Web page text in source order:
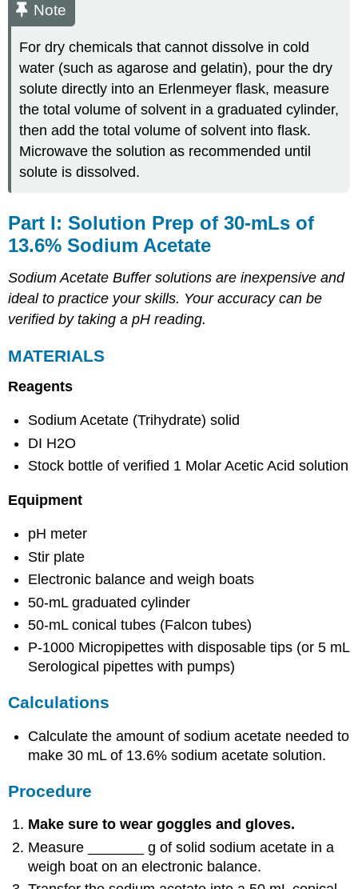
Note
For dry chemicals that cannot dissolve in cold
water (such as agarose and gelatin), pour the dry
solute directly into an Erlenmeyer flask, measure
the total volume of solvent in a graduated cylinder,
then add the total volume of solvent into flask.
Microwave the solution as recommended until
solute is dissolved.
Part I: Solution Prep of 30-mLs of
13.6% Sodium Acetate
Sodium Acetate Buffer solutions are inexpensive and
ideal to practice your skills. Your accuracy can be
verified by taking a pH reading.
MATERIALS
Reagents
Sodium Acetate (Trihydrate) solid
DI H2O
Stock bottle of verified 1 Molar Acetic Acid solution
Equipment
pH meter
Stir plate
Electronic balance and weigh boats
50-mL graduated cylinder
50-mL conical tubes (Falcon tubes)
P-1000 Micropipettes with disposable tips (or 5 mL
Serological pipettes with pumps)
Calculations
Calculate the amount of sodium acetate needed to
make 30 mL of 13.6% sodium acetate solution.
Procedure
Make sure to wear goggles and gloves.
Measure _______ g of solid sodium acetate in a
weigh boat on an electronic balance.